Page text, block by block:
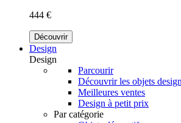
444 €
Découvrir
Design
Design
Parcourir
Découvrir les objets design
Meilleures ventes
Design à petit prix
Par catégorie